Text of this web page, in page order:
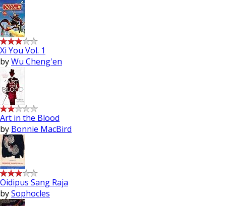
Xi You Vol. 1
byWu Cheng'en
Art in the Blood
by Bonnie MacBird
Oidipus Sang Raja
bySophocles